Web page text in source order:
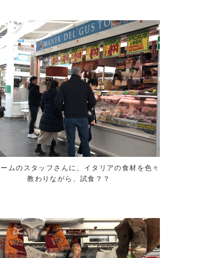
ムのスタッフさんに、イタリアの食材を色々
教わりながら、試食？？